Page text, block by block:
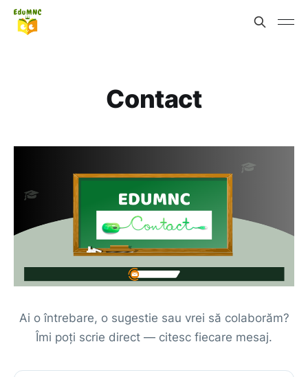
Contact
Ai o întrebare, o sugestie sau vrei să colaborăm?
Îmi poți scrie direct — citesc fiecare mesaj.